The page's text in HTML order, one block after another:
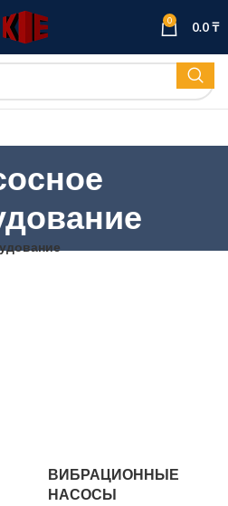
0 0.0₸
ВИБРАЦИОННЫЕ
НАСОСЫ